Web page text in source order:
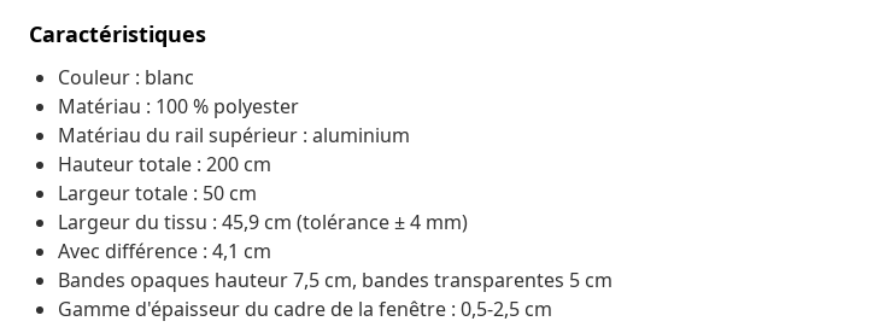
Caractéristiques
Couleur : blanc
Matériau : 100 % polyester
Matériau du rail supérieur : aluminium
Hauteur totale : 200 cm
Largeur totale : 50 cm
Largeur du tissu : 45,9 cm (tolérance ± 4 mm)
Avec différence : 4,1 cm
Bandes opaques hauteur 7,5 cm, bandes transparentes 5 cm
Gamme d'épaisseur du cadre de la fenêtre : 0,5-2,5 cm